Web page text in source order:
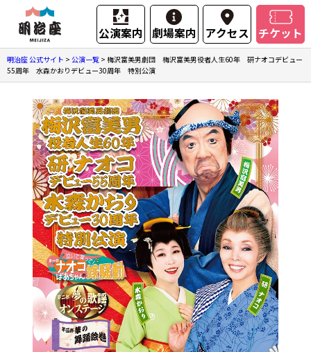
公演案内 劇場案内 アクセス チケット
明治座 公式サイト > 公演一覧 > 梅沢富美男劇団 梅沢富美男役者人生60年 研ナオコデビュー
55周年 水森かおりデビュー30周年 特別公演